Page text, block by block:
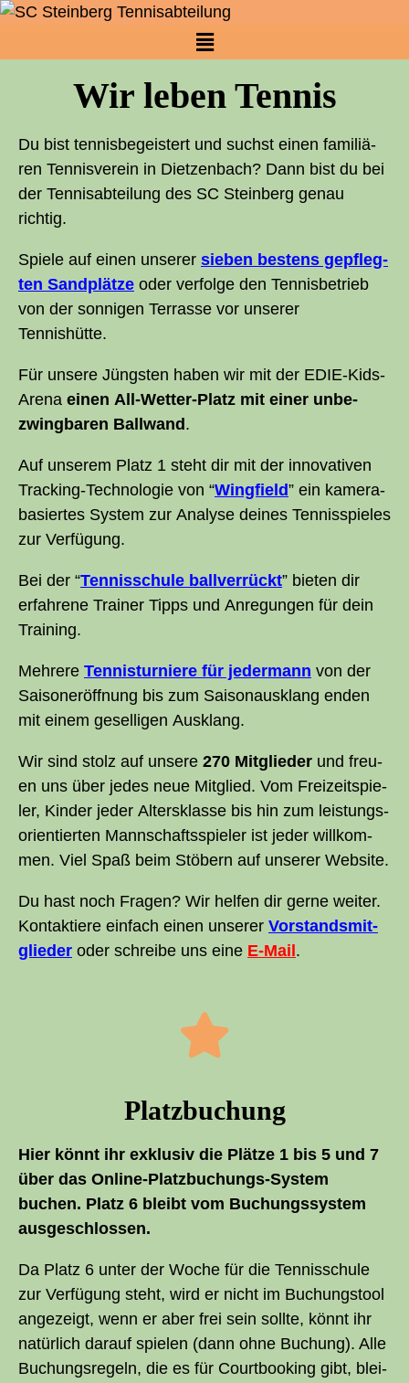
Wir leben Tennis
Du bist ten­nis­be­geis­tert und suchst einen fami­liä­
ren Ten­nis­ver­ein in Diet­zen­bach? Dann bist du bei
der Tennis­abteilung des SC Stein­berg genau
richtig.
Spie­le auf einen unse­rer sie­ben bes­tens gepfleg­
ten Sand­plät­ze oder ver­fol­ge den Ten­nis­be­trieb
von der son­ni­gen Ter­ras­se vor unse­rer
Tennishütte.
Für unse­re Jüngs­ten haben wir mit der EDIE-Kids-
Are­na einen All-Wet­ter-Platz mit einer unbe­
zwing­ba­ren Ball­wand .
Auf unse­rem Platz 1 steht dir mit der inno­va­ti­ven
Track­ing-Tech­no­lo­gie von “Wing­field” ein kame­ra­
ba­sier­tes Sys­tem zur Ana­ly­se dei­nes Ten­nis­spie­les
zur Verfügung.
Bei der “Ten­nis­schu­le ball­ver­rückt” bie­ten dir
erfah­re­ne Trai­ner Tipps und Anre­gun­gen für dein
Training.
Meh­re­re Ten­nis­tur­nie­re für jeder­mann von der
Sai­son­er­öff­nung bis zum Sai­son­aus­klang enden
mit einem gesel­li­gen Ausklang.
Wir sind stolz auf unse­re 270 Mit­glieder und freu­
en uns über jedes neue Mit­glied. Vom Frei­zeit­spie­
ler, Kin­der jeder Alters­klas­se bis hin zum leis­tungs­
ori­en­tier­ten Mann­schafts­spie­ler ist jeder will­kom­
men. Viel Spaß beim Stö­bern auf unse­rer Website.
Du hast noch Fra­gen? Wir hel­fen dir ger­ne wei­ter.
Kon­tak­tie­re ein­fach einen unse­rer Vor­stands­mit­
glie­der oder schrei­be uns eine E‑Mail .
Platz­bu­chung
Hier könnt ihr exklu­siv die Plät­ze 1 bis 5 und 7
über das Online-Platz­bu­chungs-Sys­tem
buchen. Platz 6 bleibt vom Buchungs­sys­tem
ausgeschlossen.
Da Platz 6 unter der Woche für die Ten­nis­schu­le
zur Ver­fü­gung steht, wird er nicht im Buchungs­tool
ange­zeigt, wenn er aber frei sein soll­te, könnt ihr
natür­lich dar­auf spie­len (dann ohne Buchung). Alle
Buchungs­re­geln, die es für Court­boo­king gibt, blei­